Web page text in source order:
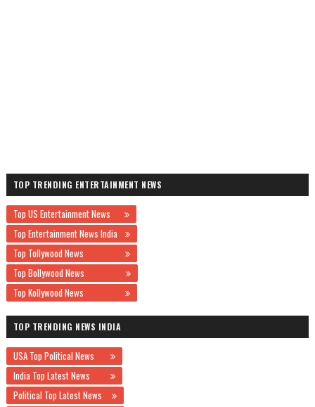
TOP TRENDING ENTERTAINMENT NEWS
Top US Entertainment News
Top Entertainment News India
Top Tollywood News
Top Bollywood News
Top Kollywood News
TOP TRENDING NEWS INDIA
USA Top Political News
India Top Latest News
Political Top Latest News